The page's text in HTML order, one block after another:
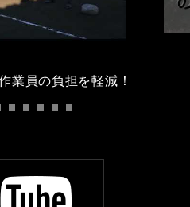
業員の負担を軽減！